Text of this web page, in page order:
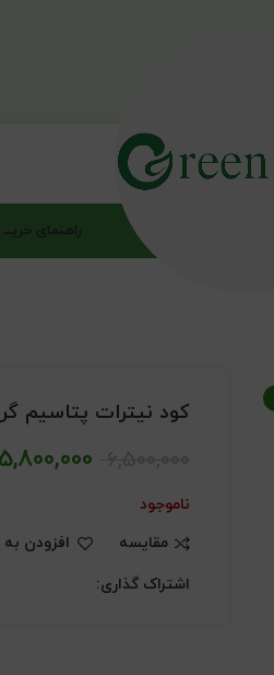
راهنمای خرید
کود نیترات پتاسیم گرین
ناموجود
مقایسه
افزودن
اشتراک گذاری: